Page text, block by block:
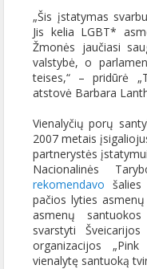
„Šis įstatymas
Jis kelia LGBT*
Žmonės jaučiasi
valstybė, o
teises,“ – pridūrė
atstovė Barbara
Vienalyčių porų
2007 metais
partnerystės
Nacionalinės
rekomendavo
pačios lyties
asmenų
svarstyti
organizacijos
vienalytę santuoką